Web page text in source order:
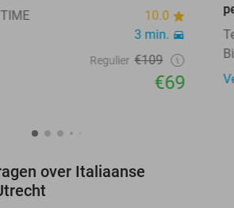
10.0
3 min.
Regulier €109
€69
over Italiaanse